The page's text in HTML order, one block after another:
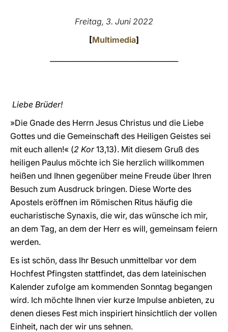
Freitag, 3. Juni 2022
[Multimedia]
Liebe Brüder!
»Die Gnade des Herrn Jesus Christus und die Liebe
Gottes und die Gemeinschaft des Heiligen Geistes sei
mit euch allen!« (2 Kor13,13). Mit diesem Gruß des
heiligen Paulus möchte ich Sie herzlich willkommen
heißen und Ihnen gegenüber meine Freude über Ihren
Besuch zum Ausdruck bringen. Diese Worte des
Apostels eröffnen im Römischen Ritus häufig die
eucharistische Synaxis, die wir, das wünsche ich mir,
an dem Tag, an dem der Herr es will, gemeinsam feiern
werden.
Es ist schön, dass Ihr Besuch unmittelbar vor dem
Hochfest Pfingsten stattfindet, das dem lateinischen
Kalender zufolge am kommenden Sonntag begangen
wird. Ich möchte Ihnen vier kurze Impulse anbieten, zu
denen dieses Fest mich inspiriert hinsichtlich der vollen
Einheit, nach der wir uns sehnen.